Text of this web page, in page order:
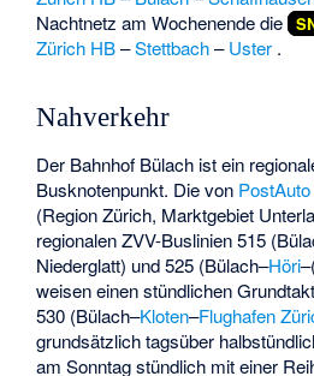
Nachtnetz am Wochenende die
Zürich HB–Stettbach–Uster .
Nahverkehr
Der Bahnhof Bülach ist ein
Busknotenpunkt. Die von
(Region Zürich, Marktgebiet
regionalen ZVV-Buslinien 515
Niederglatt) und 525 (Bülach–Höri
weisen einen stündlichen
530 (Bülach–Kloten–Flughafen
grundsätzlich tagsüber
am Sonntag stündlich mit einer